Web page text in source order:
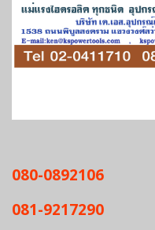
080-0892106
081-9217290